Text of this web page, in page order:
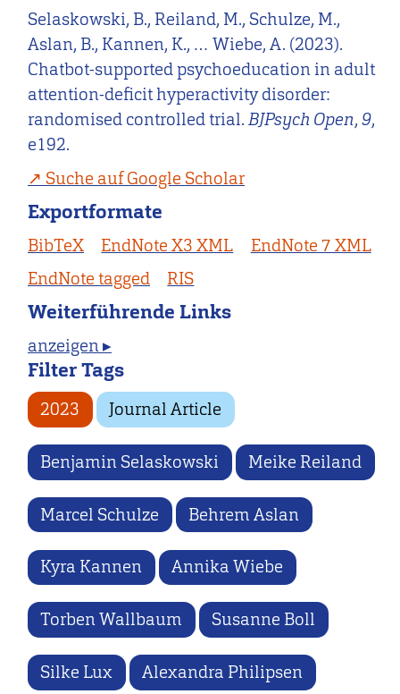
Selaskowski, B., Reiland, M., Schulze, M.,
Aslan, B., Kannen, K., … Wiebe, A. (2023).
Chatbot-supported psychoeducation in adult
attention-deficit hyperactivity disorder:
randomised controlled trial.BJPsych Open,9,
e192.
Suche auf Google Scholar
Exportformate
BibTeX EndNote X3 XML
EndNote 7 XML
EndNote tagged
RIS
Weiterführende Links
anzeigen ▸
Filter Tags
2023 Journal Article
Benjamin Selaskowski Meike Reiland
Marcel Schulze Behrem Aslan
Kyra Kannen Annika Wiebe
Torben Wallbaum Susanne Boll
Silke Lux Alexandra Philipsen